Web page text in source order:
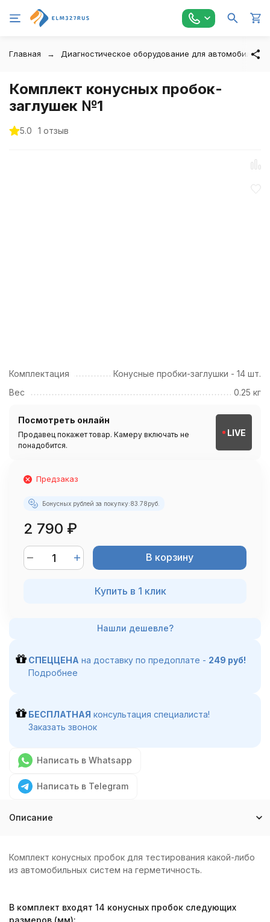
Главная Диагностическое оборудование для автомобилей
Комплект конусных пробок-
заглушек №1
5.0 1 отзыв
Комплектация
Конусные пробки-заглушки - 14 шт.
Вес
0.25 кг
Посмотреть онлайн
Продавец покажет товар. Камеру включать не
понадобится.
LIVE
Предзаказ
Бонусных рублей за покупку:83.78руб.
2 790 ₽
В корзину
Купить в 1 клик
СПЕЦЦЕНА на доставку по предоплате - 249 руб!
Подробнее
БЕСПЛАТНАЯ консультация специалиста!
Заказать звонок
Написать в Whatsapp
Написать в Telegram
Описание
Комплект конусных пробок для тестирования какой-либо
из автомобильных систем на герметичность.
В комплект входят 14 конусных пробок следующих
размеров (мм):